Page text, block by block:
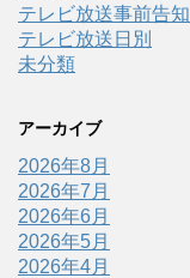
テレビ放送事前告知
テレビ放送日別
未分類
アーカイブ
2026年8月
2026年7月
2026年6月
2026年5月
2026年4月